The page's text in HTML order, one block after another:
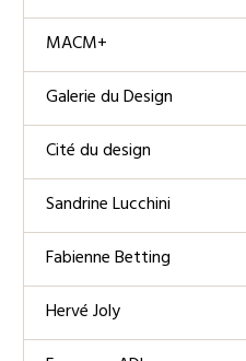
MACM+
Galerie du Design
Cité du design
Sandrine Lucchini
Fabienne Betting
Hervé Joly